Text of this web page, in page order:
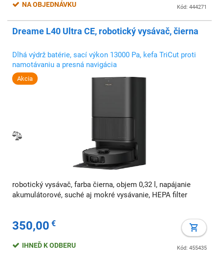
Kód: 444271
NA OBJEDNÁVKU
Dreame L40 Ultra CE, robotický vysávač, čierna
Dlhá výdrž batérie, sací výkon 13000 Pa, kefa TriCut proti
namotávaniu a presná navigácia
Akcia
robotický vysávač, farba čierna, objem 0,32 l, napájanie
akumulátorové, suché aj mokré vysávanie, HEPA filter
350,00 €
Kód: 455435
IHNEĎ K ODBERU